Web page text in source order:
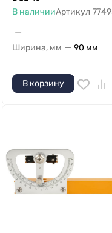
В наличииАртикул
—
Ширина, мм — 90 мм
В корзину